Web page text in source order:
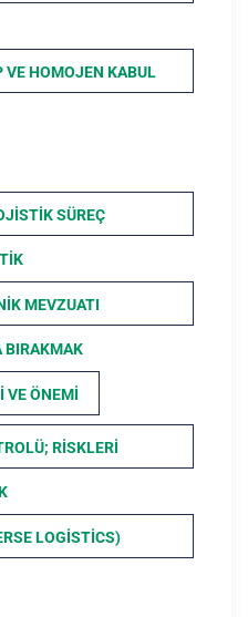
VE HOMOJEN KABUL
SÜREÇ
MEVZUATI
BIRAKMAK
VE ÖNEMI
RISKLERI
LOGISTICS)